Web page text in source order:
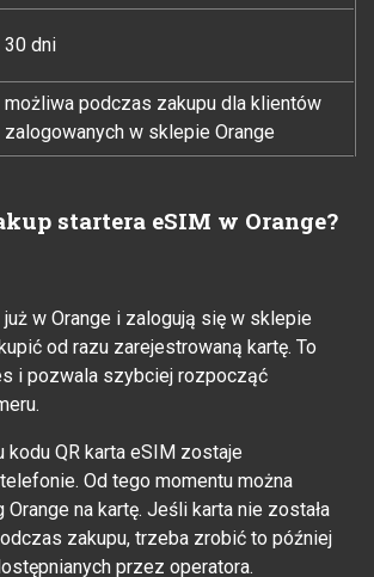
30 dni
możliwa podczas zakupu dla klientów
zalogowanych w sklepie Orange
startera eSIM w Orange?
w Orange i zalogują się w sklepie
od razu zarejestrowaną kartę. To
i pozwala szybciej rozpocząć
kodu QR karta eSIM zostaje
Od tego momentu można
Orange na kartę. Jeśli karta nie została
zakupu, trzeba zrobić to później
przez operatora.